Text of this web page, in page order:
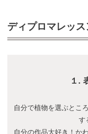
ディプロマレッ
１.
自分で植物を選ぶとこ
す
自分の作品大好き！か